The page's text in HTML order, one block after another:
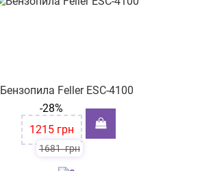
Бензопила Feller ESC-4100
1681грн
-28%
1215грн